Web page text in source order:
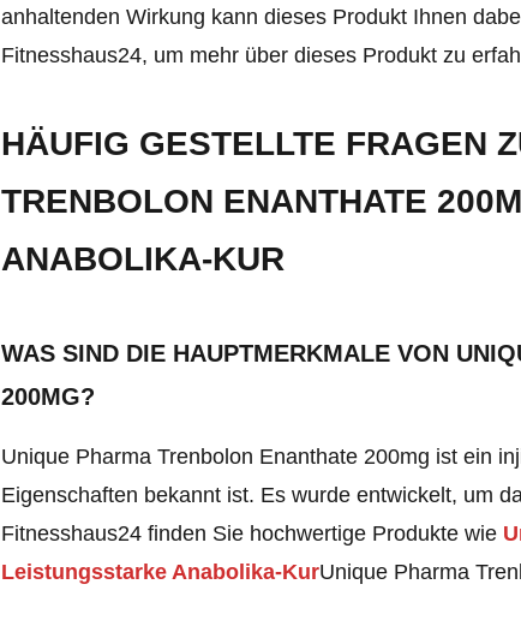
anhaltenden Wirkung kann dieses Produkt Ihnen
Fitnesshaus24, um mehr über dieses Produkt zu
HÄUFIG GESTELLTE FRAGEN
TRENBOLON ENANTHATE
ANABOLIKA-KUR
WAS SIND DIE HAUPTMERKMALE VON
200MG?
Unique Pharma Trenbolon Enanthate 200mg ist ein
Eigenschaften bekannt ist. Es wurde entwickelt, um
Fitnesshaus24 finden Sie hochwertige Produkte wie
Leistungsstarke Anabolika-KurUnique Pharma